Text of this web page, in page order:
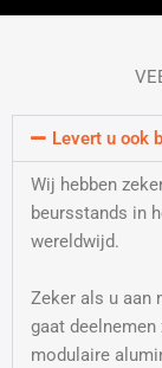
Levert u ook
Wij hebben
beursstands in
wereldwijd.
Zeker als u aan
gaat
modulaire